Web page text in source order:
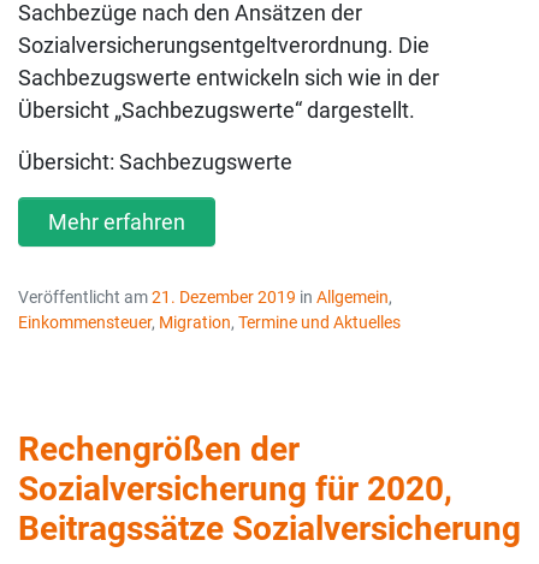
Sachbezüge nach den Ansätzen der
Sozialversicherungsentgeltverordnung. Die
Sachbezugswerte entwickeln sich wie in der
Übersicht „Sachbezugswerte“ dargestellt.
Übersicht: Sachbezugswerte
Mehr erfahren
Veröffentlicht am21. Dezember 2019 in Allgemein,
Einkommensteuer, Migration, Termine und Aktuelles
Rechengrößen der
Sozialversicherung für 2020,
Beitragssätze Sozialversicherung